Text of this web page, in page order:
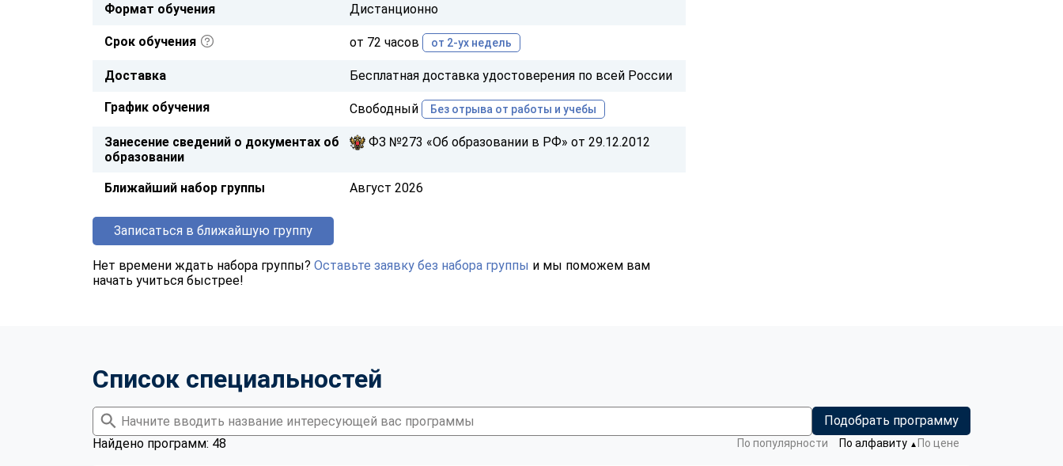
Формат обучения Дистанционно
Срок обучения от 72 часов от 2-ух недель
Доставка Бесплатная доставка удостоверения по всей России
График обучения Свободный Без отрыва от работы и учебы
Занесение сведений о документах об
образовании
ФЗ №273 «Об образовании в РФ» от 29.12.2012
Ближайший набор группы Август 2026
Записаться в ближайшую группу
Нет времени ждать набора группы? Оставьте заявку без набора группы и мы поможем вам
начать учиться быстрее!
Список специальностей
Подобрать программу
Найдено программ: 48
По популярности По алфавиту ▼ По цене